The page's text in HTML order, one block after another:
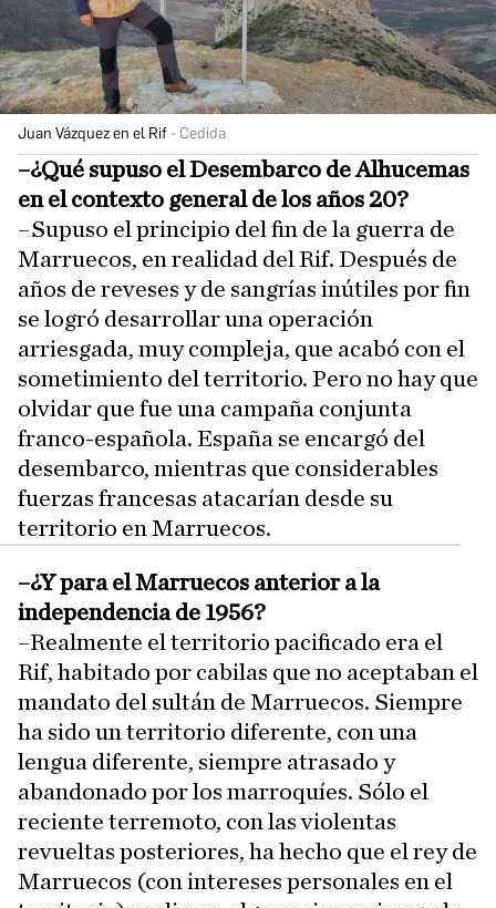
Juan Vázquez en el Rif Cedida
–¿Qué supuso el Desembarco de Alhucemas
en el contexto general de los años 20?
–Supuso el principio del fin de la guerra de
Marruecos, en realidad del Rif. Después de
años de reveses y de sangrías inútiles por fin
se logró desarrollar una operación
arriesgada, muy compleja, que acabó con el
sometimiento del territorio. Pero no hay que
olvidar que fue una campaña conjunta
franco-española. España se encargó del
desembarco, mientras que considerables
fuerzas francesas atacarían desde su
territorio en Marruecos.
–¿Y para el Marruecos anterior a la
independencia de 1956?
–Realmente el territorio pacificado era el
Rif, habitado por cabilas que no aceptaban el
mandato del sultán de Marruecos. Siempre
ha sido un territorio diferente, con una
lengua diferente, siempre atrasado y
abandonado por los marroquíes. Sólo el
reciente terremoto, con las violentas
revueltas posteriores, ha hecho que el rey de
Marruecos (con intereses personales en el